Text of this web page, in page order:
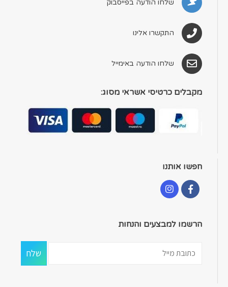
שלחו הודעה בפייסבוק
התקשרו אלינו
שלחו הודעה באימייל
מקבלים כרטיסי אשראי מסוג:
חפשו אותנו
הרשמו למבצעים והנחות